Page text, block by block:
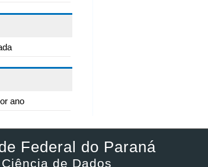
ano
Federal do Paraná
de Dados